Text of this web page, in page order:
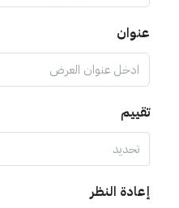
عنوان
تقييم
تحديد
إعادة النظر